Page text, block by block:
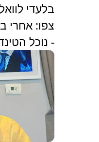
בלעדי
צפו: אחרי
- נוכל